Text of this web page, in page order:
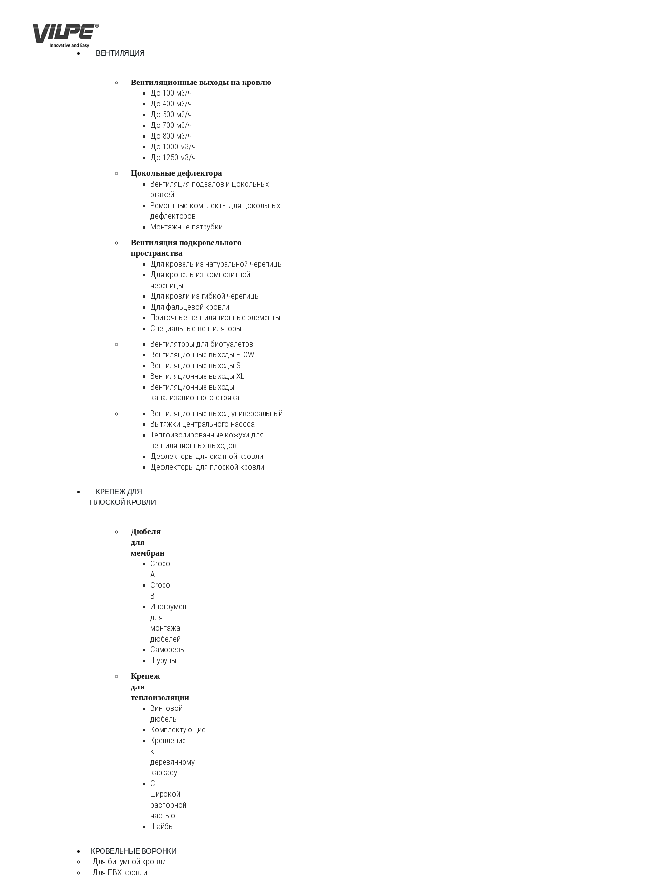
ВЕНТИЛЯЦИЯ
Вентиляционные выходы на кровлю
До 100 м3/ч
До 400 м3/ч
До 500 м3/ч
До 700 м3/ч
До 800 м3/ч
До 1000 м3/ч
До 1250 м3/ч
Цокольные дефлектора
Вентиляция подвалов и цокольных
этажей
Ремонтные комплекты для цокольных
дефлекторов
Монтажные патрубки
Вентиляция подкровельного
пространства
Для кровель из натуральной черепицы
Для кровель из композитной
черепицы
Для кровли из гибкой черепицы
Для фальцевой кровли
Приточные вентиляционные элементы
Специальные вентиляторы
Вентиляторы для биотуалетов
Вентиляционные выходы FLOW
Вентиляционные выходы S
Вентиляционные выходы XL
Вентиляционные выходы
канализационного стояка
Вентиляционные выход универсальный
Вытяжки центрального насоса
Теплоизолированные кожухи для
вентиляционных выходов
Дефлекторы для скатной кровли
Дефлекторы для плоской кровли
КРЕПЕЖ ДЛЯ
ПЛОСКОЙ КРОВЛИ
Дюбеля
для
мембран
Croco
A
Croco
B
Инструмент
для
монтажа
дюбелей
Саморезы
Шурупы
Крепеж
для
теплоизоляции
Винтовой
дюбель
Комплектующие
Крепление
к
деревянному
каркасу
С
широкой
распорной
частью
Шайбы
КРОВЕЛЬНЫЕ ВОРОНКИ
Для битумной кровли
Для ПВХ кровли